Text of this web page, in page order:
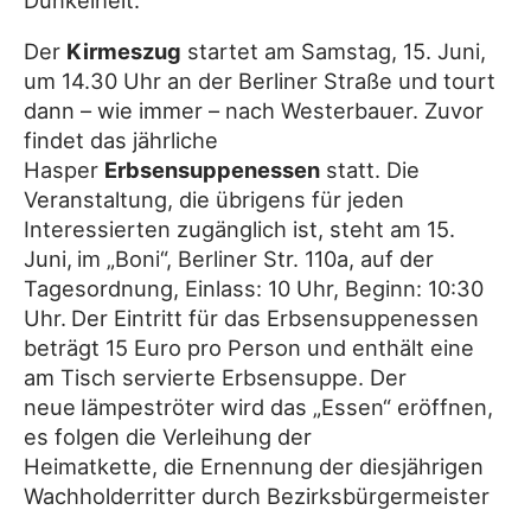
Der Kirmeszug startet am Samstag, 15. Juni,
um 14.30 Uhr an der Berliner Straße und tourt
dann – wie immer – nach Westerbauer. Zuvor
findet das jährliche
Hasper Erbsensuppenessen statt. Die
Veranstaltung, die übrigens für jeden
Interessierten zugänglich ist, steht am 15.
Juni, im „Boni“, Berliner Str. 110a, auf der
Tagesordnung, Einlass: 10 Uhr, Beginn: 10:30
Uhr. Der Eintritt für das Erbsensuppenessen
beträgt 15 Euro pro Person und enthält eine
am Tisch servierte Erbsensuppe. Der
neue Iämpeströter wird das „Essen“ eröffnen,
es folgen die Verleihung der
Heimatkette, die Ernennung der diesjährigen
Wachholderritter durch Bezirksbürgermeister